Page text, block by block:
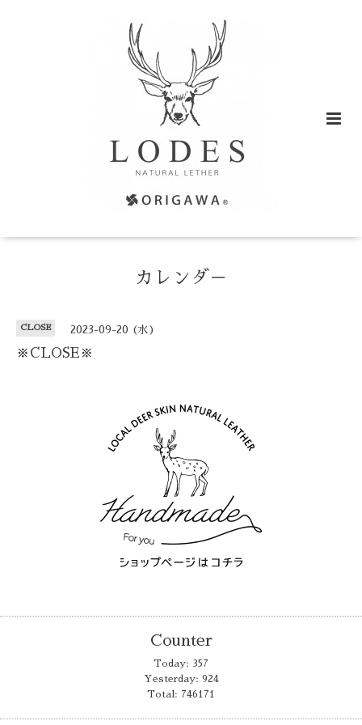
カレンダ－
CLOSE 2023-09-20 (水)
※CLOSE※
Counter
Today: 357
Yesterday: 924
Total: 746171